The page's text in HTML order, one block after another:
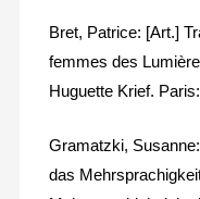
Bret, Patrice: [Art.]
femmes des
Huguette Krief.
Gramatzki,
das